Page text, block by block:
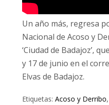
Un año más, regresa
Nacional de Acoso y
‘Ciudad de Badajoz’,
y 17 de junio en el
Elvas de Badajoz.
Etiquetas: Acoso y Derribo,